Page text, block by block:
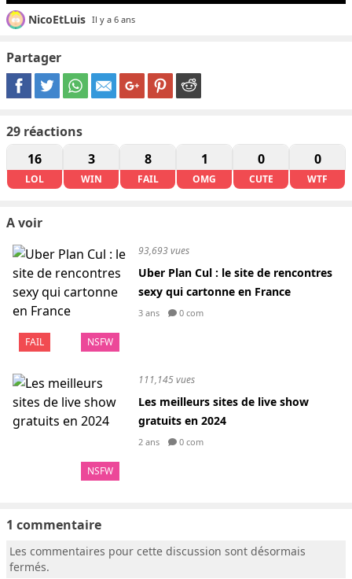
NicoEtLuis Il y a 6 ans
Partager
29 réactions
16
LOL
3
WIN
8
FAIL
1
OMG
0
CUTE
0
WTF
A voir
FAIL NSFW
93,693 vues
Uber Plan Cul : le site de rencontres
sexy qui cartonne en France
3 ans 0 com
NSFW
111,145 vues
Les meilleurs sites de live show
gratuits en 2024
2 ans 0 com
1 commentaire
Les commentaires pour cette discussion sont désormais
fermés.